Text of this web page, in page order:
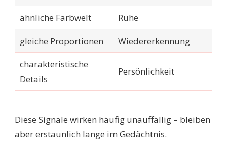
ähnliche Farbwelt
Ruhe
gleiche Proportionen
Wiedererkennung
charakteristische
Details
Persönlichkeit
Diese Signale wirken häufig unauffällig – bleiben
aber erstaunlich lange im Gedächtnis.